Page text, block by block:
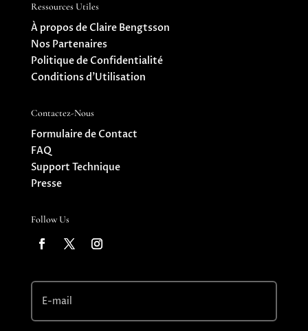
Ressources Utiles
À propos de Claire Bengtsson
Nos Partenaires
Politique de Confidentialité
Conditions d’Utilisation
Contactez-Nous
Formulaire de Contact
FAQ
Support Technique
Presse
Follow Us